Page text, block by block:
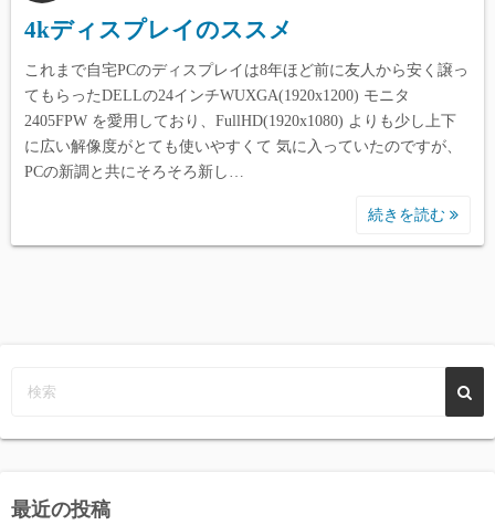
4kディスプレイのススメ
これまで自宅PCのディスプレイは8年ほど前に友人から安く譲っ
てもらったDELLの24インチWUXGA(1920x1200) モニタ
2405FPW を愛用しており、FullHD(1920x1080) よりも少し上下
に広い解像度がとても使いやすくて 気に入っていたのですが、
PCの新調と共にそろそろ新し…
続きを読む
最近の投稿